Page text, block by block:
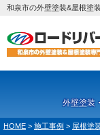
和泉市の外壁塗装&屋根塗
外壁塗装
HOME > 施工事例 > 屋根塗